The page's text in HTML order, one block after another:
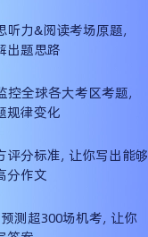
力&阅读考场原题，
出题思路
全球各大考区考题，
规律变化
评分标准，让你写出能够
分作文
测超300场机考，让你